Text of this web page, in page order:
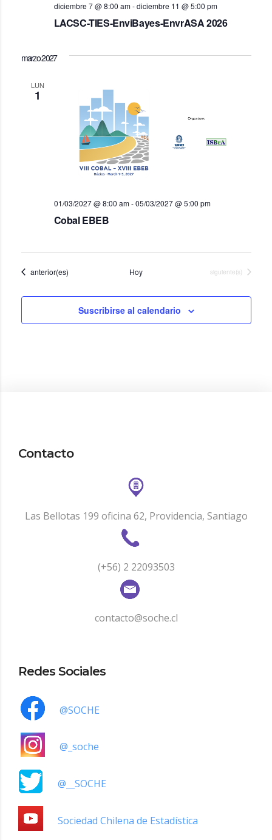
LACSC-TIES-EnviBayes-EnvrASA 2026
diciembre 7 @ 8:00 am-diciembre 11 @ 5:00 pm
marzo 2027
LUN
1
Cobal EBEB
01/03/2027 @ 8:00 am-05/03/2027 @ 5:00 pm
Eventos
anterior(es) Hoy Eventos
siguiente(s)
Suscribirse al calendario
Contacto
Las Bellotas 199 oficina 62, Providencia, Santiago
(+56) 2 22093503
contacto@soche.cl
Redes Sociales
@SOCHE
@_soche
@__SOCHE
Sociedad Chilena de Estadística